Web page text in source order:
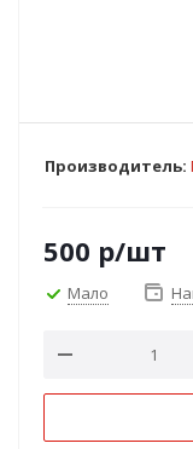
Производитель:
500 р/шт
Мало